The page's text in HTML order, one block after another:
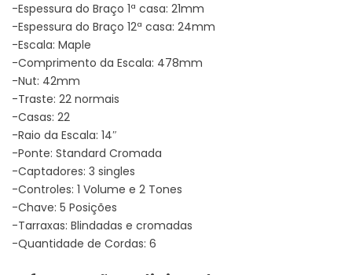
-Espessura do Braço 1ª casa: 21mm
-Espessura do Braço 12ª casa: 24mm
-Escala: Maple
-Comprimento da Escala: 478mm
-Nut: 42mm
-Traste: 22 normais
-Casas: 22
-Raio da Escala: 14″
-Ponte: Standard Cromada
-Captadores: 3 singles
-Controles: 1 Volume e 2 Tones
-Chave: 5 Posições
-Tarraxas: Blindadas e cromadas
-Quantidade de Cordas: 6